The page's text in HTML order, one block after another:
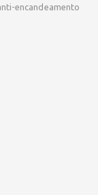
encandeamento